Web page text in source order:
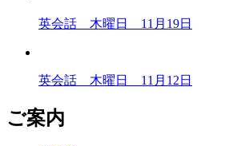
英会話 木曜日 11月19日
英会話 木曜日 11月12日
ご案内